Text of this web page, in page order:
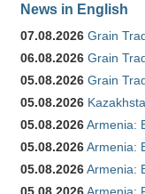
News in English
07.08.2026 Grain
06.08.2026 Grain
05.08.2026 Grain
05.08.2026
05.08.2026Armenia:
05.08.2026Armenia:
05.08.2026Armenia: